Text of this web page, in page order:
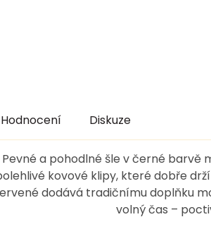
Hodnocení Diskuze
Pevné a pohodlné šle v černé barvě
kovové klipy, které dobře
dodává tradičnímu doplňku
volný čas –